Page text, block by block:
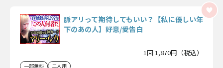
脈アリって期待してもいい？【私に優しい年
下のあの人】好意/愛告白
1回 1,870円（税込）
一部無料 二人用